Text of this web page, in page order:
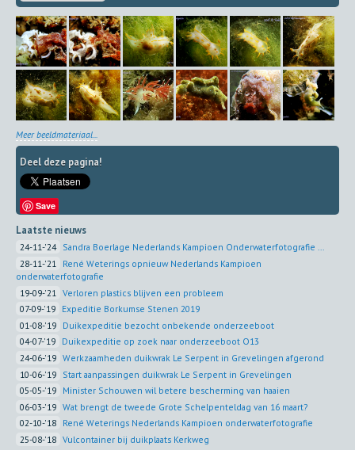
Meer beeldmateriaal...
Deel deze pagina!
Save
Laatste nieuws
24-11-'24 Sandra Boerlage Nederlands Kampioen Onderwaterfotografie ...
28-11-'21
René Weterings opnieuw Nederlands Kampioen
onderwaterfotografie
19-09-'21
Verloren plastics blijven een probleem
07-09-'19 Expeditie Borkumse Stenen 2019
01-08-'19 Duikexpeditie bezocht onbekende onderzeeboot
04-07-'19 Duikexpeditie op zoek naar onderzeeboot O13
24-06-'19 Werkzaamheden duikwrak Le Serpent in Grevelingen afgerond
10-06-'19 Start aanpassingen duikwrak Le Serpent in Grevelingen
05-05-'19 Minister Schouwen wil betere bescherming van haaien
06-03-'19 Wat brengt de tweede Grote Schelpenteldag van 16 maart?
02-10-'18 René Weterings Nederlands Kampioen onderwaterfotografie
25-08-'18 Vulcontainer bij duikplaats Kerkweg